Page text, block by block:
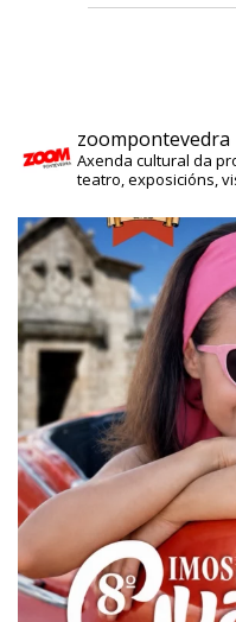
zoompontevedra
Axenda cultural da
teatro, exposicións,